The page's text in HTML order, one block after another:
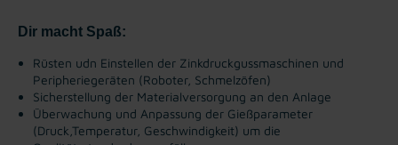
Dir macht Spaß:
Rüsten udn Einstellen der Zinkdruckgussmaschinen und
Peripheriegeräten (Roboter, Schmelzöfen)
Sicherstellung der Materialversorgung an den Anlage
Überwachung und Anpassung der Gießparameter
(Druck,Temperatur, Geschwindigkeit) um die